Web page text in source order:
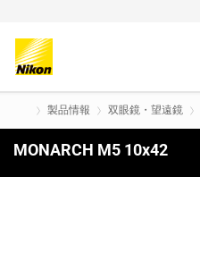
製品情報 双眼鏡・望遠鏡
MONARCH M5 10x42